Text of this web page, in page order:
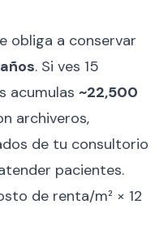
obliga a conservar
. Si ves 15
acumulas ~22,500
archiveros,
de tu consultorio
pacientes.
de renta/m² × 12